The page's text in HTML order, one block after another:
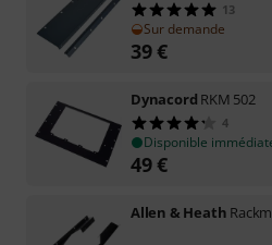
13
Sur demande
39€
Dynacord RKM 502
4
Disponible
49€
Allen & Heath